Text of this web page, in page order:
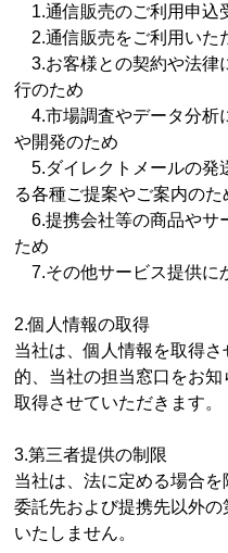
1.通信販売のご利用申込
2.通信販売をご利用いた
3.お客様との契約や法律
行のため
4.市場調査やデータ分析
や開発のため
5.ダイレクトメールの発
る各種ご提案やご案内のた
6.提携会社等の商品やサ
ため
7.その他サービス提供に
2.個人情報の取得
当社は、個人情報を取得
的、当社の担当窓口をお
取得させていただきます。
3.第三者提供の制限
当社は、法に定める場合
委託先および提携先以外
いたしません。